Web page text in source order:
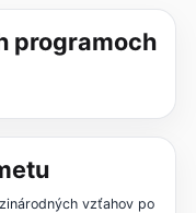
programoch
vzťahov po